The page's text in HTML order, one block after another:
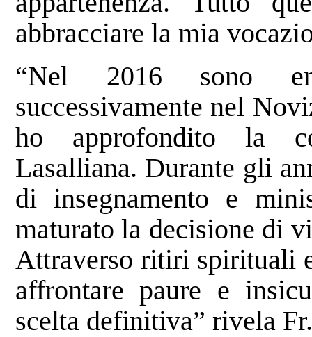
abbracciare la mia
“Nel 2016 sono
successivamente nel
ho approfondito la
Lasalliana. Durante gli
di insegnamento e
maturato la decisione di
Attraverso ritiri spirituali
affrontare paure e
scelta definitiva” rivela